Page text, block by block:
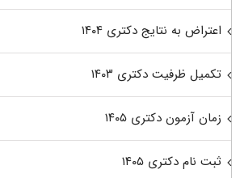
اعتراض به نتایج دکتری ۱۴۰۴
تکمیل ظرفیت دکتری ۱۴۰۳
زمان آزمون دکتری ۱۴۰۵
ثبت نام دکتری ۱۴۰۵